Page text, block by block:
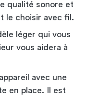
qualité sonore et
le choisir avec fil.
léger qui vous
vous aidera à
avec une
en place. Il est